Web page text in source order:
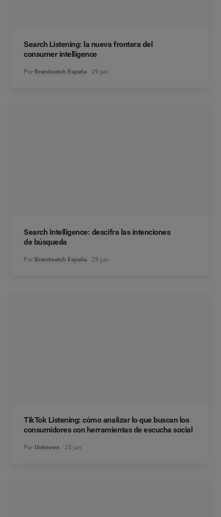
Search Listening: la nueva frontera del
consumer intelligence
Por Brandwatch España 29 jun
Search Intelligence: descifra las intenciones
de búsqueda
Por Brandwatch España 29 jun
TikTok Listening: cómo analizar lo que buscan los
consumidores con herramientas de escucha social
Por Unknown 23 jun